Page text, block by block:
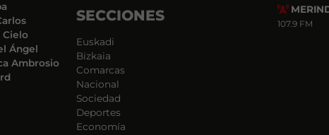
Cielo
Ángel
Ambrosio
SECCIONES
Euskadi
Bizkaia
Comarcas
Nacional
Sociedad
Deportes
Economía
107.9 FM